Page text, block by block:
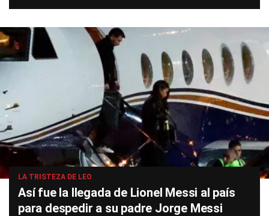
LA TRISTEZA DE LEO
Así fue la llegada de Lionel Messi al país
para despedir a su padre Jorge Messi